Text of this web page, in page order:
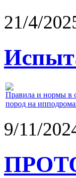
21/4/
Правила и нормы в
пород на
9/11/